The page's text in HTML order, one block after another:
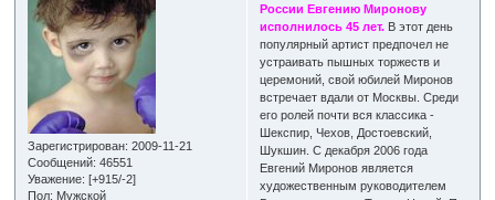
Зарегистрирован: 2009-11-21
Сообщений: 46551
Уважение: [+915/-2]
Пол: Мужской
России Евгению Миронову
исполнилось 45 лет. В этот день
популярный артист предпочел не
устраивать пышных торжеств и
церемоний, свой юбилей Миронов
встречает вдали от Москвы. Среди
его ролей почти вся классика -
Шекспир, Чехов, Достоевский,
Шукшин. С декабря 2006 года
Евгений Миронов является
художественным руководителем